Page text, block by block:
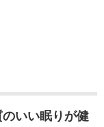
いい眠りが健